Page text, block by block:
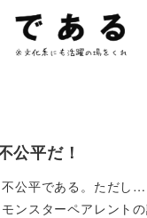
公平だ！
不公平である。ただし
ンスターペアレント